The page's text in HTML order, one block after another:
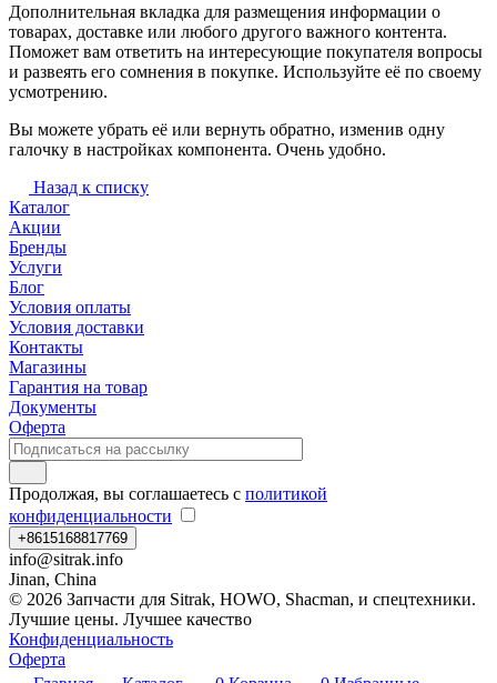
Дополнительная вкладка для размещения информации о
товарах, доставке или любого другого важного контента.
Поможет вам ответить на интересующие покупателя вопросы
и развеять его сомнения в покупке. Используйте её по своему
усмотрению.
Вы можете убрать её или вернуть обратно, изменив одну
галочку в настройках компонента. Очень удобно.
Назад к списку
Каталог
Акции
Бренды
Услуги
Блог
Условия оплаты
Условия доставки
Контакты
Магазины
Гарантия на товар
Документы
Оферта
Продолжая, вы соглашаетесь с политикой
конфиденциальности
+8615168817769
info@sitrak.info
Jinan, China
© 2026 Запчасти для Sitrak, HOWO, Shacman, и спецтехники.
Лучшие цены. Лучшее качество
Конфиденциальность
Оферта